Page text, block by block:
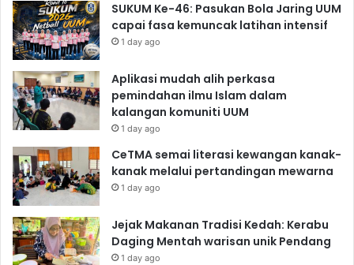
SUKUM Ke-46: Pasukan Bola Jaring UUM
capai fasa kemuncak latihan intensif
1 day ago
Aplikasi mudah alih perkasa
pemindahan ilmu Islam dalam
kalangan komuniti UUM
1 day ago
CeTMA semai literasi kewangan kanak-
kanak melalui pertandingan mewarna
1 day ago
Jejak Makanan Tradisi Kedah: Kerabu
Daging Mentah warisan unik Pendang
1 day ago